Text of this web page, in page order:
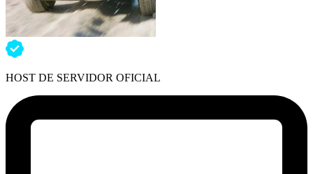
HOST DE SERVIDOR OFICIAL